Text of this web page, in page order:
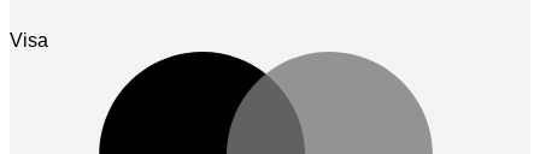
Visa